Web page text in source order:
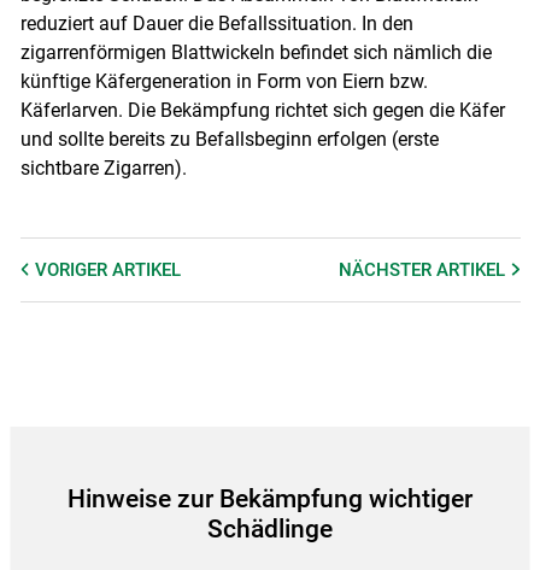
Skip to main content
reduziert auf Dauer die Befallssituation. In den
zigarrenförmigen Blattwickeln befindet sich nämlich die
künftige Käfergeneration in Form von Eiern bzw.
Käferlarven. Die Bekämpfung richtet sich gegen die Käfer
und sollte bereits zu Befallsbeginn erfolgen (erste
sichtbare Zigarren).
VORIGER ARTIKEL NÄCHSTERARTIKEL
Hinweise zur Bekämpfung wichtiger
Schädlinge